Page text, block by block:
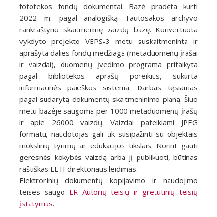
fototekos fondų dokumentai. Bazė pradėta kurti
2022 m. pagal analogišką Tautosakos archyvo
rankraštyno skaitmeninę vaizdų bazę. Konvertuota
vykdyto projekto VEPS-3 metu suskaitmeninta ir
aprašyta dalies fondų medžiaga (metaduomenų įrašai
ir vaizdai), duomenų įvedimo programa pritaikyta
pagal bibliotekos aprašų poreikius, sukurta
informacinės paieškos sistema. Darbas tęsiamas
pagal sudarytą dokumentų skaitmeninimo planą. Šiuo
metu bazėje saugoma per 1000 metaduomenų įrašų
ir apie 26000 vaizdų. Vaizdai pateikiami JPEG
formatu, naudotojas gali tik susipažinti su objektais
mokslinių tyrimų ar edukacijos tikslais. Norint gauti
geresnės kokybės vaizdą arba jį publikuoti, būtinas
raštiškas LLTI direktoriaus leidimas.
Elektroninių dokumentų kopijavimo ir naudojimo
teises saugo LR Autorių teisių ir gretutinių teisių
įstatymas.